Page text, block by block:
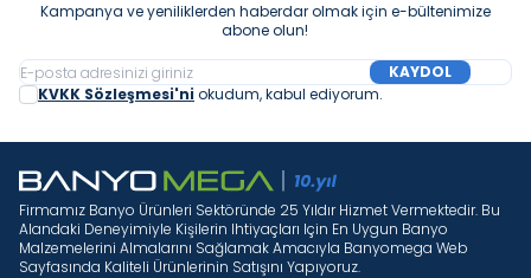
Kampanya ve yeniliklerden haberdar olmak için e-bültenimize
abone olun!
KAYDOL
KVKK Sözleşmesi'ni okudum, kabul ediyorum.
Firmamız Banyo Ürünleri Sektöründe 25 Yıldır Hizmet Vermektedir. Bu
Alandaki Deneyimiyle Kişilerin Ihtiyaçları Için En Uygun Banyo
Malzemelerini Almalarını Sağlamak Amacıyla Banyomega Web
Sayfasında Kaliteli Ürünlerinin Satışını Yapıyoruz.